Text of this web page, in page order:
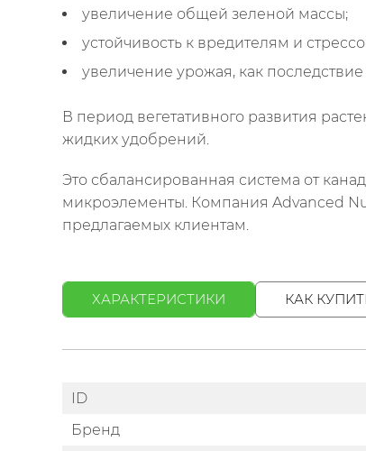
увеличение общей зеленой массы;
устойчивость к вредителям и
увеличение урожая, как
В период вегетативного развития
жидких удобрений.
Это сбалансированная система от
микроэлементы. Компания Advanced
предлагаемых клиентам.
ХАРАКТЕРИСТИКИ КАК
ID
Бренд